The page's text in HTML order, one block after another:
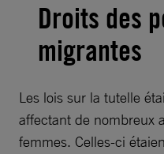
Droits des
migrantes
Les lois sur la tutelle
affectant de nombreux
femmes. Celles-ci